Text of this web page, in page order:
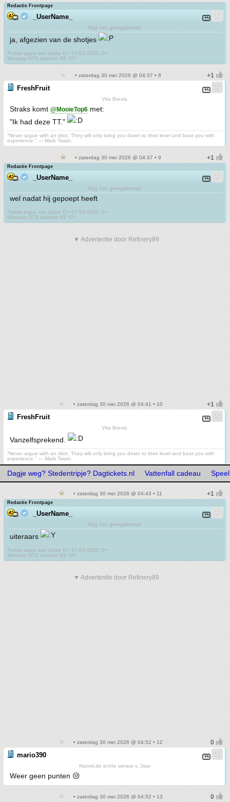
Redactie Frontpage
_UserName_
Nog niet geregistreerd.
ja, afgezien van de shotjes
Trotse papa van Jyske O+ 07-03-2025 O+
Winnaar DTS seizoen 93 *O*
• zaterdag 30 mei 2026 @ 04:37 • 8
FreshFruit
Vita Brevis.
Straks komt @MooieTop6 met:
"Ik had deze TT."
“Never argue with an idiot. They will only bring you down to their level and beat you with
experience.” ― Mark Twain.
• zaterdag 30 mei 2026 @ 04:37 • 9
Redactie Frontpage
_UserName_
Nog niet geregistreerd.
wel nadat hij gepoept heeft
Trotse papa van Jyske O+ 07-03-2025 O+
Winnaar DTS seizoen 93 *O*
▼ Advertentie door Refinery89
• zaterdag 30 mei 2026 @ 04:41 • 10
FreshFruit
Vita Brevis.
Vanzelfsprekend.
“Never argue with an idiot. They will only bring you down to their level and beat you with
experience.” ― Mark Twain.
Dagje weg? Stedentripje? Dagtickets.nl Vattenfall cadeau
• zaterdag 30 mei 2026 @ 04:43 • 11
Redactie Frontpage
_UserName_
Nog niet geregistreerd.
uiteraars
Trotse papa van Jyske O+ 07-03-2025 O+
Winnaar DTS seizoen 93 *O*
▼ Advertentie door Refinery89
• zaterdag 30 mei 2026 @ 04:52 • 12
mario390
Naomi,de echte winaar v. Jaar
Weer geen punten 😒
• zaterdag 30 mei 2026 @ 04:52 • 13